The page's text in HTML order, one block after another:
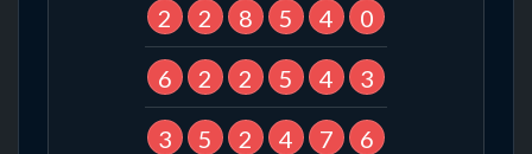
2 2 8 5 4 0
6 2 2 5 4 3
3 5 2 4 7 6